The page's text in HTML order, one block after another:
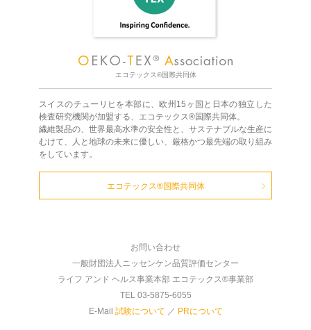
エコテックス®国際共同体
スイスのチューリヒを本部に、欧州15ヶ国と日本の独立した
検査研究機関が加盟する、エコテックス®国際共同体。
繊維製品の、世界最高水準の安全性と、サステナブルな生産に
むけて、人と地球の未来に優しい、厳格かつ最先端の取り組み
をしています。
エコテックス®国際共同体
お問い合わせ
一般財団法人ニッセンケン品質評価センター
ライフ アンド ヘルス事業本部 エコテックス®事業部
TEL 03-5875-6055
E-Mail 試験について ／ PRについて